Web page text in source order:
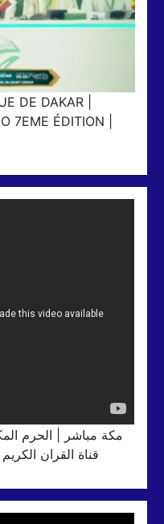
DE DAKAR |
7EME ÉDITION |
قناة القران